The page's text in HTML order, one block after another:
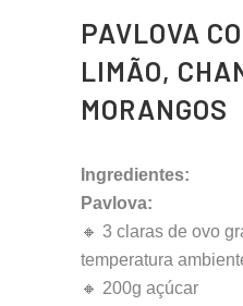
PAVLOVA
LIMÃO,
MORANGOS
Ingredientes:
Pavlova:
🔸 3 claras de ovo
temperatura
🔸 200g açúcar